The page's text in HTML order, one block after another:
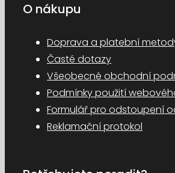
O nákupu
Doprava a platební
Časté dotazy
Všeobecné obchodní
Podmínky použití
Formulář pro odstoupení
Reklamační protokol